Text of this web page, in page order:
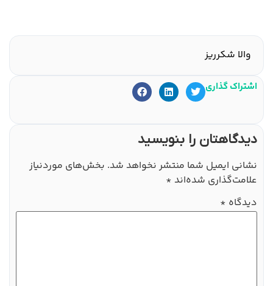
والا شکرریز
اشتراک گذاری
دیدگاهتان را بنویسید
نشانی ایمیل شما منتشر نخواهد شد. بخش‌های موردنیاز
علامت‌گذاری شده‌اند *
دیدگاه *